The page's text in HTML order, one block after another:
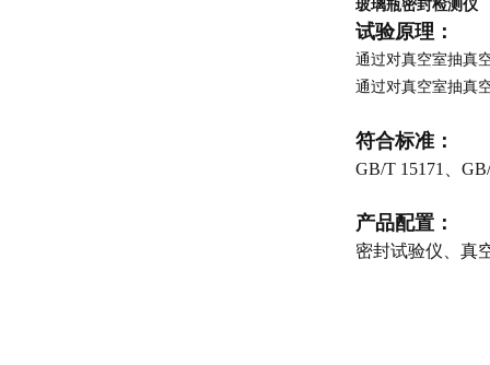
玻璃瓶密封检测仪
试验原理：
通过对真空室抽真
通过对真空室抽真
符合标准：
GB/T 15171、
产品配置：
密封试验仪、真